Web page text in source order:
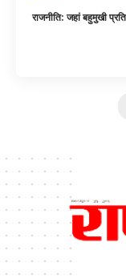
राजनीति: जहां बहुमुखी